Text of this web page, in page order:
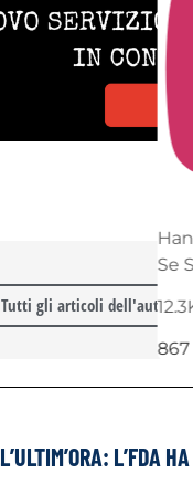
Tutti gli articoli dell'autore
Hanno
Se
12.3K
59